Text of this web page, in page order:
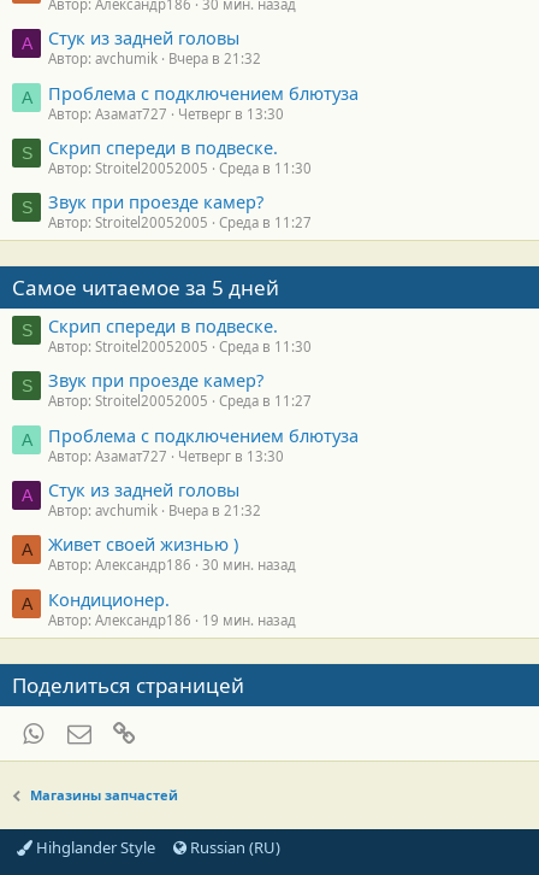
Автор: Александр186 30 мин. назад
A Стук из задней головы
Автор: avchumik Вчера в 21:32
А Проблема с подключением блютуза
Автор: Азамат727 Четверг в 13:30
S Скрип спереди в подвеске.
Автор: Stroitel20052005 Среда в 11:30
S Звук при проезде камер?
Автор: Stroitel20052005 Среда в 11:27
Самое читаемое за 5 дней
S Скрип спереди в подвеске.
Автор: Stroitel20052005 Среда в 11:30
S Звук при проезде камер?
Автор: Stroitel20052005 Среда в 11:27
А Проблема с подключением блютуза
Автор: Азамат727 Четверг в 13:30
A Стук из задней головы
Автор: avchumik Вчера в 21:32
А Живет своей жизнью )
Автор: Александр186 30 мин. назад
А Кондиционер.
Автор: Александр186 19 мин. назад
Поделиться страницей
WhatsAppЭлектронная почта
Магазины запчастей
Hihglander Style
Russian (RU)